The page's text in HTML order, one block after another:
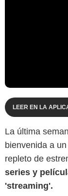
LEER EN LA
La última
bienvenida a
repleto de
series y
'streaming'.